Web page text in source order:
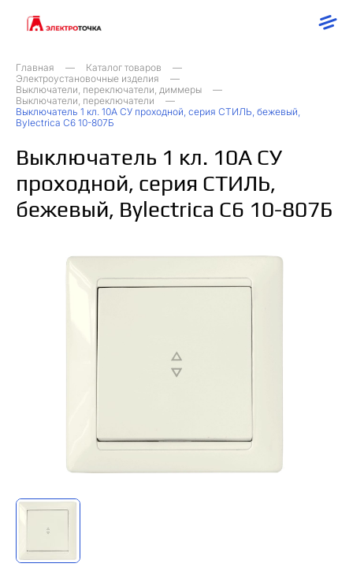
Главная
Каталог товаров
Электроустановочные изделия
Выключатели, переключатели, диммеры
Выключатели, переключатели
Выключатель 1 кл. 10А СУ проходной, серия СТИЛЬ, бежевый,
Bylectrica С6 10-807Б
Выключатель 1 кл. 10А СУ
проходной, серия СТИЛЬ,
бежевый, Bylectrica С6 10-807Б